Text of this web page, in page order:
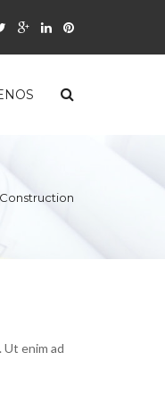
Construction
enim ad